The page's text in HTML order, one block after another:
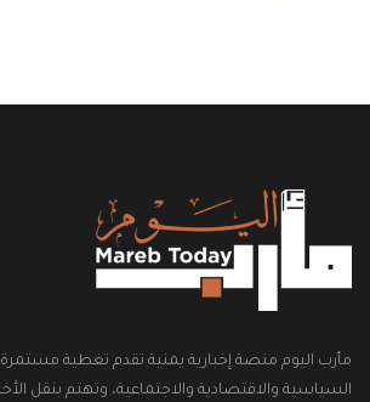
مأرب اليوم منصة إخبارية يمنية تقدم تغطية مستمرة
السياسية والاقتصادية والاجتماعية، وتهتم بنقل